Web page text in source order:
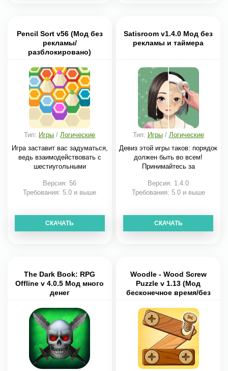
Pencil Sort v56 (Мод без
рекламы/
разблокировано)
Тип: Игры /Логические
Игра заставит вас задуматься,
ведь взаимодействовать с
шестиугольными
Версия: 56
Требования: 5.0 и выше
СКАЧАТЬ
Satisroom v1.4.0 Мод без
рекламы и таймера
Тип: Игры/ Логические
Девиз этой игры таков: порядок
должен быть во всем!
Принимайтесь за
Версия: 1.4.0
Требования: 5.0 и выше
СКАЧАТЬ
The Dark Book: RPG
Offline v 4.0.5 Мод много
денег
Woodle - Wood Screw
Puzzle v 1.13 (Мод
бесконечное время/без